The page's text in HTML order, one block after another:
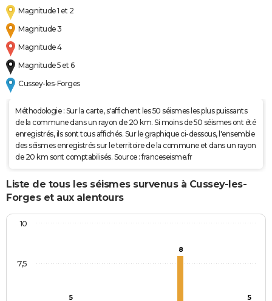
Magnitude 1 et 2
Magnitude 3
Magnitude 4
Magnitude 5 et 6
Cussey-les-Forges
Méthodologie : Sur la carte, s'affichent les 50 séismes les plus puissants
de la commune dans un rayon de 20 km. Si moins de 50 séismes ont été
enregistrés, ils sont tous affichés. Sur le graphique ci-dessous, l'ensemble
des séismes enregistrés sur le territoire de la commune et dans un rayon
de 20 km sont comptabilisés. Source : franceseisme.fr
Liste de tous les séismes survenus à Cussey-les-
Forges et aux alentours
5
8
5
10
7,5